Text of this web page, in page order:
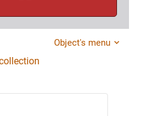
Object's menu